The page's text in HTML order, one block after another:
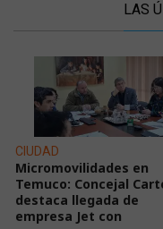
LAS
CIUDAD
Micromovilidades en
Temuco: Concejal
destaca llegada de
empresa Jet con